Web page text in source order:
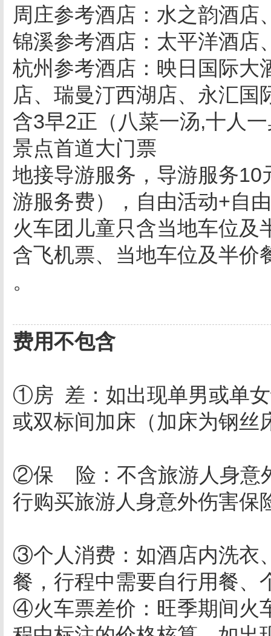
周庄参考酒店：水之韵酒店
锦溪参考酒店：太平洋酒店
杭州参考酒店：映日国际大
店、瑞曼汀西湖店、永汇国
含3早2正（八菜一汤,十人
景点首道大门票
地接导游服务，导游服务
游服务费），自由活动+自
火车团儿童只含当地车位及
含飞机票、当地车
。
费用不包含
①房 差：如出现单男或单
或双标间加床（加床为钢
②保 险：不含旅游人身意
行购买旅游人身意
③个人消费：如酒店内洗衣
餐，行程中需要自行用
④火车票差价：旺季期间火